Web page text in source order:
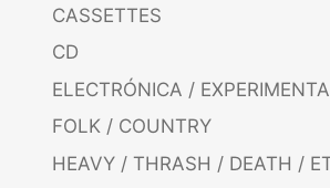
CASSETTES
CD
ELECTRÓNICA /
FOLK / COUNTRY
HEAVY / THRASH / DEATH /